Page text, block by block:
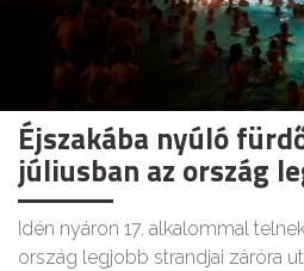
Éjszakába nyúló
júliusban az ország
Idén nyáron 17. alkalommal
ország legjobb strandjai záróra